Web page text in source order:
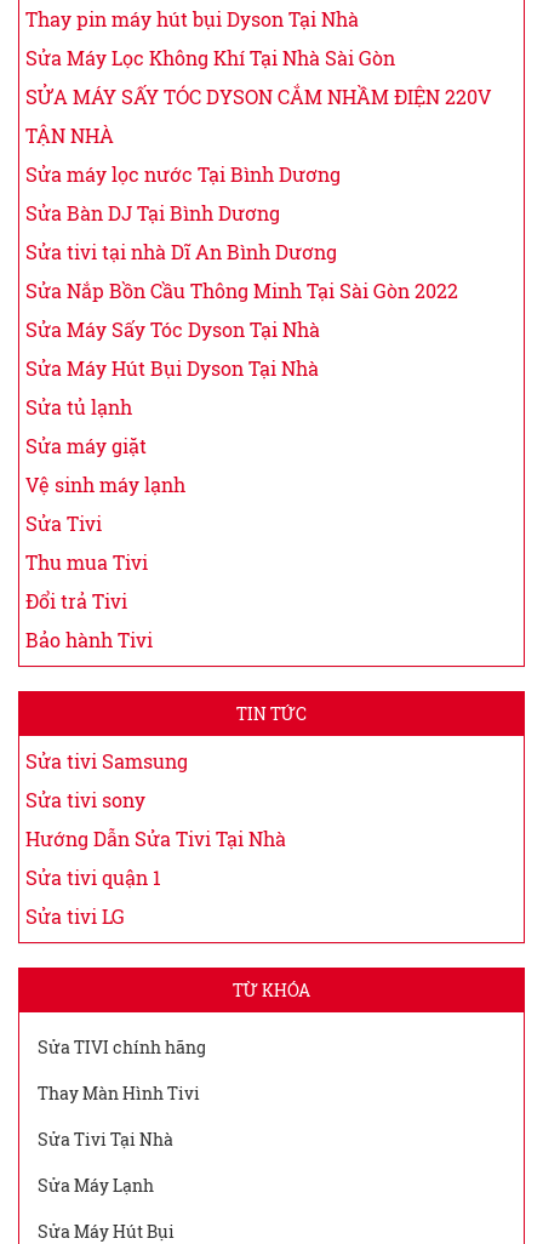
Thay pin máy hút bụi Dyson Tại Nhà
Sửa Máy Lọc Không Khí Tại Nhà Sài Gòn
SỬA MÁY SẤY TÓC DYSON CẮM NHẦM ĐIỆN 220V
TẬN NHÀ
Sửa máy lọc nước Tại Bình Dương
Sửa Bàn DJ Tại Bình Dương
Sửa tivi tại nhà Dĩ An Bình Dương
Sửa Nắp Bồn Cầu Thông Minh Tại Sài Gòn 2022
Sửa Máy Sấy Tóc Dyson Tại Nhà
Sửa Máy Hút Bụi Dyson Tại Nhà
Sửa tủ lạnh
Sửa máy giặt
Vệ sinh máy lạnh
Sửa Tivi
Thu mua Tivi
Đổi trả Tivi
Bảo hành Tivi
TIN TỨC
Sửa tivi Samsung
Sửa tivi sony
Hướng Dẫn Sửa Tivi Tại Nhà
Sửa tivi quận 1
Sửa tivi LG
TỪ KHÓA
Sửa TIVI chính hãng
Thay Màn Hình Tivi
Sửa Tivi Tại Nhà
Sửa Máy Lạnh
Sửa Máy Hút Bụi